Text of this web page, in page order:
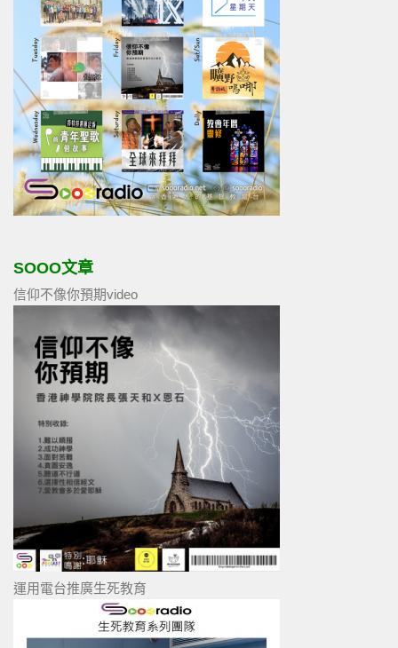
SOOO文章
信仰不像你預期video
運用電台推廣生死教育